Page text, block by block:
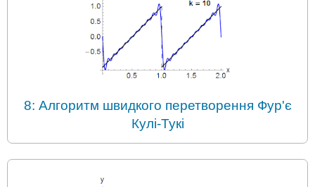
8: Алгоритм швидкого перетворення Фур'є
Кулі-Тукі